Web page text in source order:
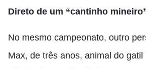
Direto de um “cantinho
No mesmo campeonato, outro
Max, de três anos, animal do